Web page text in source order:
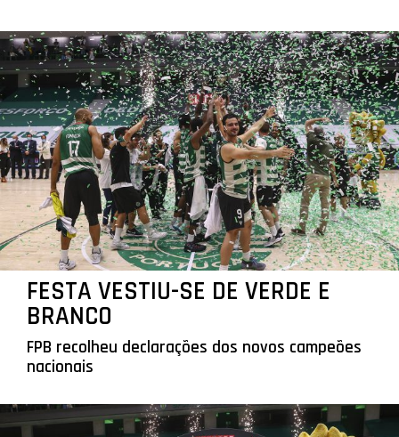
FESTA VESTIU-SE DE VERDE E
BRANCO
FPB recolheu declarações dos novos campeões
nacionais